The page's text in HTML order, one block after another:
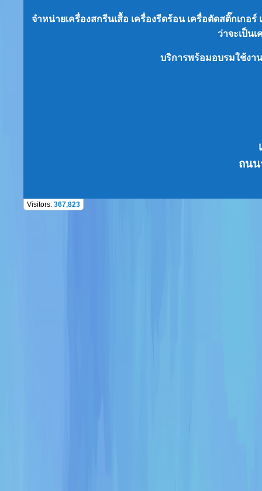
จำหน่ายเครื่องสกรีนเสื้อ เครื่องรีดร้อน เครื่อตัดสติ๊กเก
ว่าจะเป็นเ
บริการพร้อมอบรมใช้งา
ถนน
Visitors: 367,823